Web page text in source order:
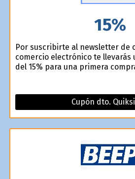
15%
Por suscribirte al newsletter de
comercio electrónico te llevarás
del 15% para una primera
Cupón dto.